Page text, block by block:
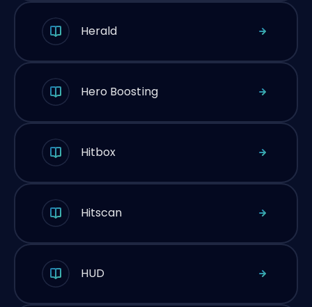
Herald
Hero Boosting
Hitbox
Hitscan
HUD